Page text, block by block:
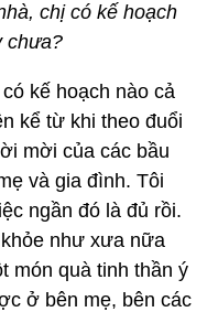
chị có kế hoạch
chưa?
kế hoạch nào cả
kể từ khi theo đuổi
mời của các bầu
và gia đình. Tôi
ngần đó là đủ rồi.
như xưa nữa
món quà tinh thần ý
ở bên mẹ, bên các